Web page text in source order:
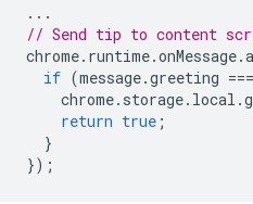
...
// Send tip to content
chrome. runtime.onMessage.
if (message.greeting ===
chrome. storage. local .
return true ;
}
});